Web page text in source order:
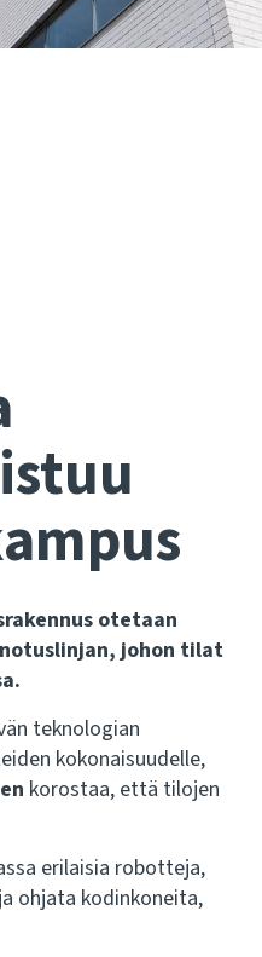
otetaan
johon tilat
teknologian
kokonaisuudelle,
korostaa, että tilojen
erilaisia robotteja,
ohjata kodinkoneita,